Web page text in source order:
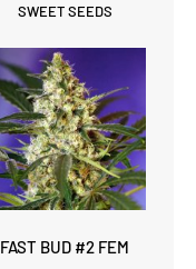
SWEET SEEDS
FAST BUD #2 FEM